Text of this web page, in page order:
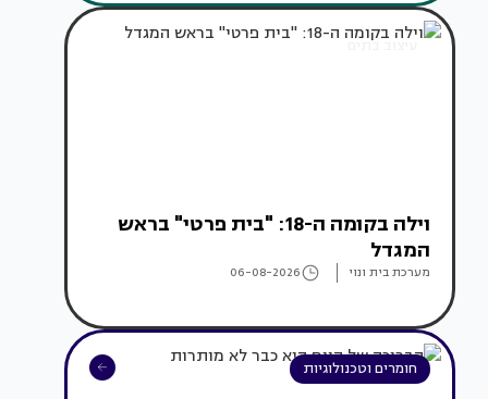
עיצוב בתים
וילה בקומה ה-18: "בית פרטי" בראש
המגדל
מערכת בית ונוי 06-08-2026
חומרים וטכנולוגיות